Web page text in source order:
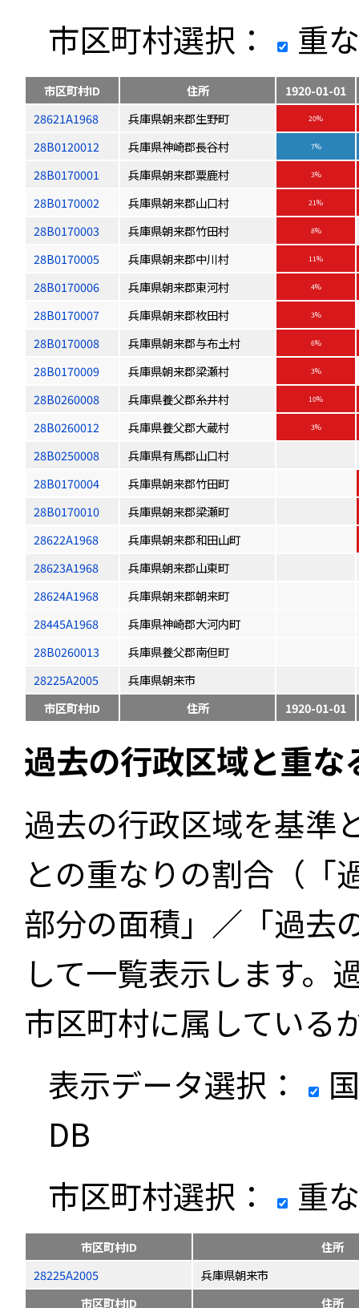
市区町村選択：
重
市区町村ID 住所
1920-01-01
28621A1968
兵庫県朝来郡生野町 20%
28B0120012 兵庫県神崎郡長谷村 7%
28B0170001 兵庫県朝来郡粟鹿村 3%
28B0170002 兵庫県朝来郡山口村 21%
28B0170003 兵庫県朝来郡竹田村 8%
28B0170005 兵庫県朝来郡中川村 11%
28B0170006 兵庫県朝来郡東河村 4%
28B0170007 兵庫県朝来郡枚田村 3%
28B0170008 兵庫県朝来郡与布土村 6%
28B0170009 兵庫県朝来郡梁瀬村 3%
28B0260008 兵庫県養父郡糸井村 10%
28B0260012 兵庫県養父郡大蔵村 3%
28B0250008
兵庫県有馬郡山口村
28B0170004
兵庫県朝来郡竹田町
28B0170010
兵庫県朝来郡梁瀬町
28622A1968
兵庫県朝来郡和田山町
28623A1968
兵庫県朝来郡山東町
28624A1968
兵庫県朝来郡朝来町
28445A1968
兵庫県神崎郡大河内町
28B0260013
兵庫県養父郡南但町
28225A2005
兵庫県朝来市
市区町村ID
住所 1920-01-01
過去の行政区域と重
過去の行政区域を基準
との重なりの割合（「
部分の面積」／「過去
して一覧表示します。
市区町村に属している
表示データ選択：
DB
市区町村選択：
重
市区町村ID
住所
28225A2005
兵庫県朝来市
市区町村ID
住所